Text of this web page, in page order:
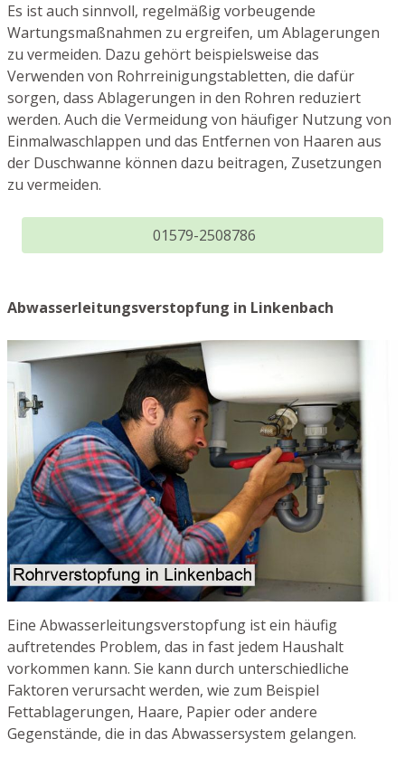
Es ist auch sinnvoll, regelmäßig vorbeugende
Wartungsmaßnahmen zu ergreifen, um Ablagerungen
zu vermeiden. Dazu gehört beispielsweise das
Verwenden von Rohrreinigungstabletten, die dafür
sorgen, dass Ablagerungen in den Rohren reduziert
werden. Auch die Vermeidung von häufiger Nutzung von
Einmalwaschlappen und das Entfernen von Haaren aus
der Duschwanne können dazu beitragen, Zusetzungen
zu vermeiden.
01579-2508786
Abwasserleitungsverstopfung in Linkenbach
Eine Abwasserleitungsverstopfung ist ein häufig
auftretendes Problem, das in fast jedem Haushalt
vorkommen kann. Sie kann durch unterschiedliche
Faktoren verursacht werden, wie zum Beispiel
Fettablagerungen, Haare, Papier oder andere
Gegenstände, die in das Abwassersystem gelangen.